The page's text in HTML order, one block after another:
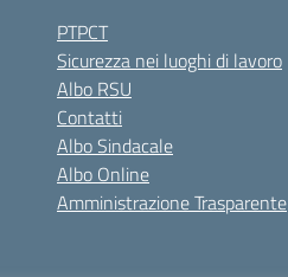
PTPCT
Sicurezza nei luoghi di lavoro
Albo RSU
Contatti
Albo Sindacale
Albo Online
Amministrazione Trasparente